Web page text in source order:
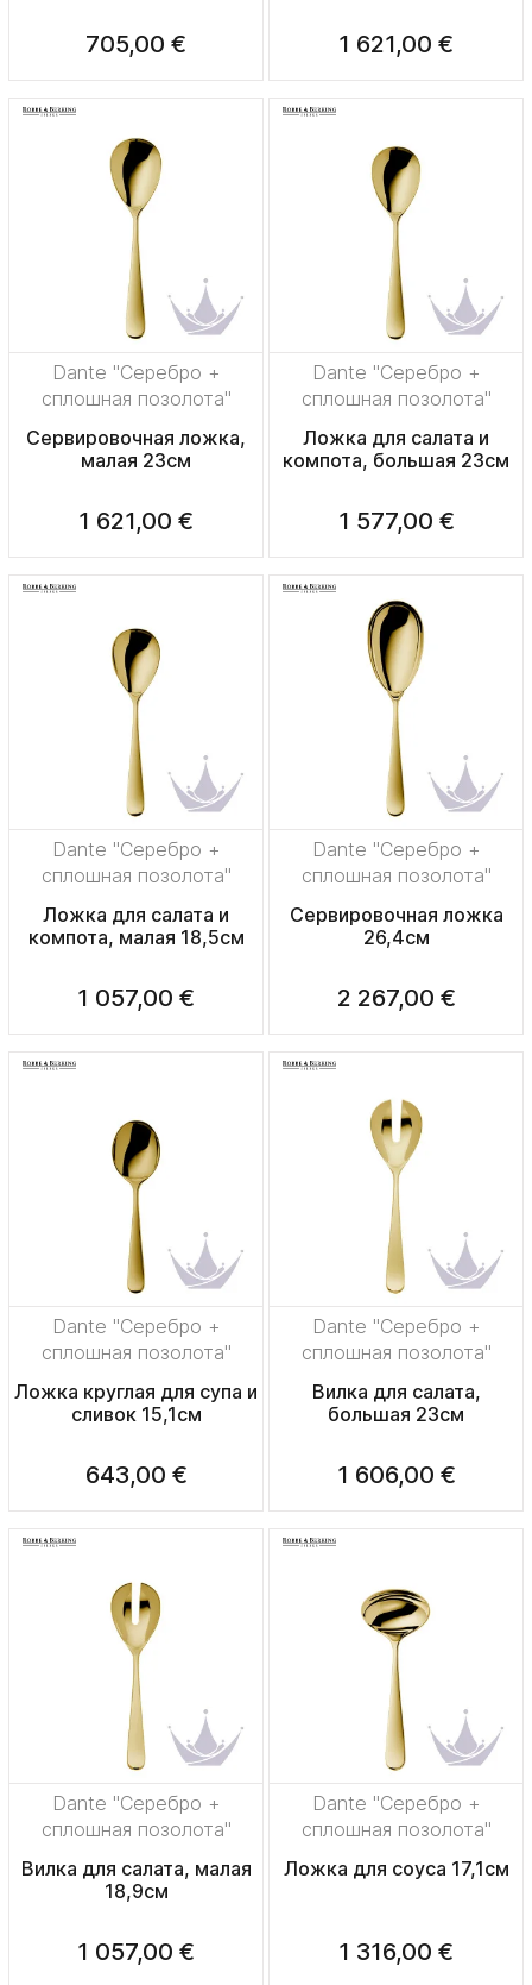
705,00 € 1 621,00 €
Dante "Серебро +
сплошная позолота"
Сервировочная ложка,
малая 23см
1 621,00 €
Dante "Серебро +
сплошная позолота"
Ложка для салата и
компота, большая 23см
1 577,00 €
Dante "Серебро +
сплошная позолота"
Ложка для салата и
компота, малая 18,5см
1 057,00 €
Dante "Серебро +
сплошная позолота"
Сервировочная ложка
26,4см
2 267,00 €
Dante "Серебро +
сплошная позолота"
Ложка круглая для супа и
сливок 15,1см
643,00 €
Dante "Серебро +
сплошная позолота"
Вилка для салата,
большая 23см
1 606,00 €
Dante "Серебро +
сплошная позолота"
Вилка для салата, малая
18,9см
1 057,00 €
Dante "Серебро +
сплошная позолота"
Ложка для соуса 17,1см
1 316,00 €